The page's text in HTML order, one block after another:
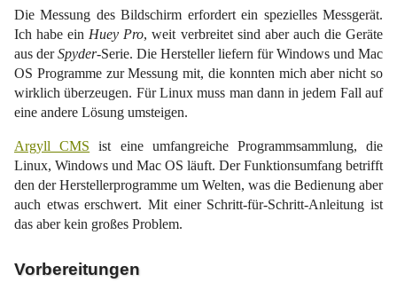
Die Messung des Bildschirm erfordert ein spezielles Messgerät.
Ich habe ein Huey Pro, weit verbreitet sind aber auch die Geräte
aus derSpyder-Serie. Die Hersteller liefern für Windows und Mac
OS Programme zur Messung mit, die konnten mich aber nicht so
wirklich überzeugen. Für Linux muss man dann in jedem Fall auf
eine andere Lösung umsteigen.
Argyll CMS ist eine umfangreiche Programmsammlung, die
Linux, Windows und Mac OS läuft. Der Funktionsumfang betrifft
den der Herstellerprogramme um Welten, was die Bedienung aber
auch etwas erschwert. Mit einer Schritt-für-Schritt-Anleitung ist
das aber kein großes Problem.
Vorbereitungen